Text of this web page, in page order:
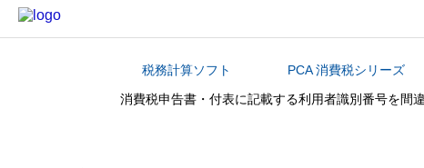
カテゴリから探す税務計算ソフト
PCA 消費税シリーズ
消費税申告書・付表に記載する利用者識別番号を間